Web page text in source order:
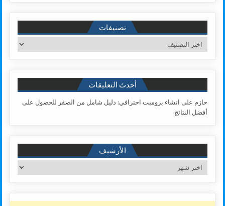
تصنيفات
تصنيفات
أحدث التعليقات
حازم على انشاء برومبت احترافي: دليل شامل من الصفر للحصول على
أفضل النتائج
الأرشيف
الأرشيف